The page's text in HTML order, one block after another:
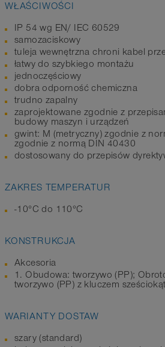
WŁAŚCIWOŚCI
IP 54 wg EN/ IEC 60529
samozaciskowy
tuleja wewnętrzna chroni kabel
łatwy do szybkiego montażu
jednoczęściowy
dobra odporność chemiczna
trudno zapalny
zaprojektowane zgodnie z
budowy maszyn i urządzeń
gwint: M (metryczny) zgodnie z
zgodnie z normą DIN 40430
dostosowany do przepisów
ZAKRES TEMPERATUR
-10°C do 110°C
KONSTRUKCJA
Akcesoria
1. Obudowa: tworzywo (PP);
tworzywo (PP) z kluczem
WARIANTY DOSTAW
szary (standard)